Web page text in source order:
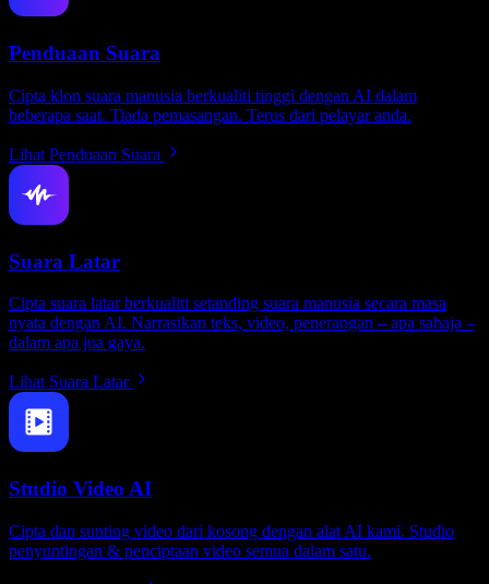
Penduaan Suara
Cipta klon suara manusia berkualiti tinggi dengan AI dalam
beberapa saat. Tiada pemasangan. Terus dari pelayar anda.
Lihat Penduaan Suara
Suara Latar
Cipta suara latar berkualiti setanding suara manusia secara masa
nyata dengan AI. Narrasikan teks, video, penerangan – apa sahaja –
dalam apa jua gaya.
Lihat Suara Latar
Studio Video AI
Cipta dan sunting video dari kosong dengan alat AI kami. Studio
penyuntingan & penciptaan video semua dalam satu.